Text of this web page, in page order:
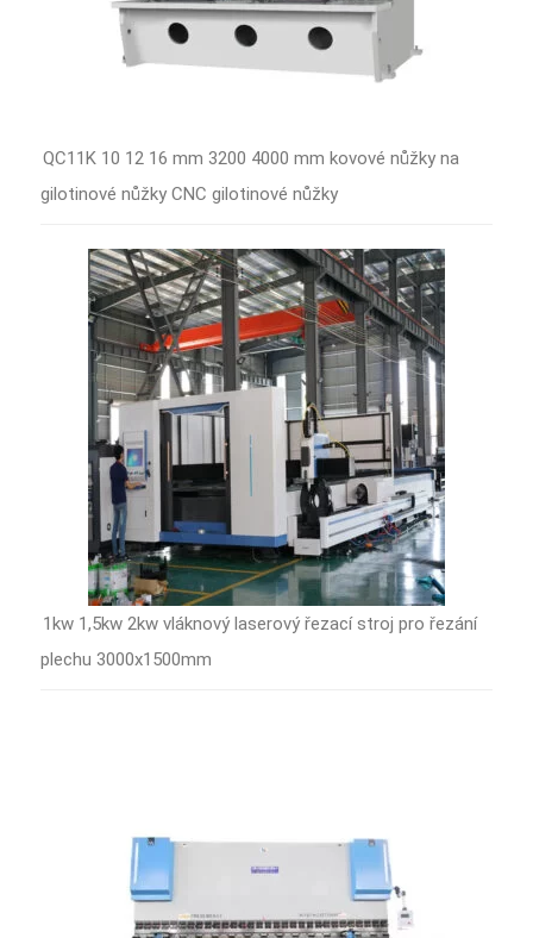
QC11K 10 12 16 mm 3200 4000 mm kovové nůžky na
gilotinové nůžky CNC gilotinové nůžky
1kw 1,5kw 2kw vláknový laserový řezací stroj pro řezání
plechu 3000x1500mm